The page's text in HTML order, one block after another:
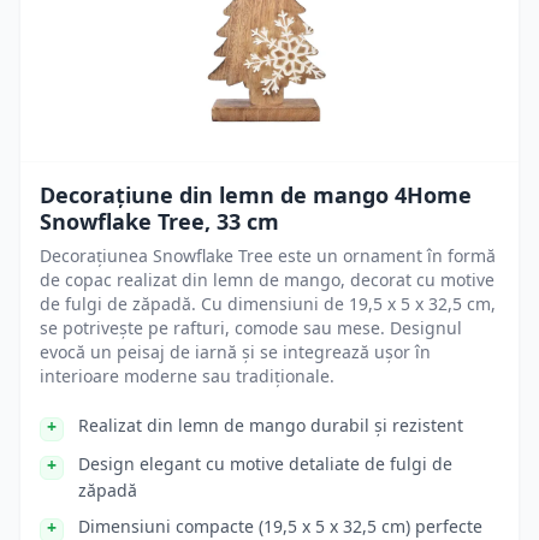
Decorațiune din lemn de mango 4Home
Snowflake Tree, 33 cm
Decorațiunea Snowflake Tree este un ornament în formă
de copac realizat din lemn de mango, decorat cu motive
de fulgi de zăpadă. Cu dimensiuni de 19,5 x 5 x 32,5 cm,
se potrivește pe rafturi, comode sau mese. Designul
evocă un peisaj de iarnă și se integrează ușor în
interioare moderne sau tradiționale.
Realizat din lemn de mango durabil și rezistent
Design elegant cu motive detaliate de fulgi de
zăpadă
Dimensiuni compacte (19,5 x 5 x 32,5 cm) perfecte